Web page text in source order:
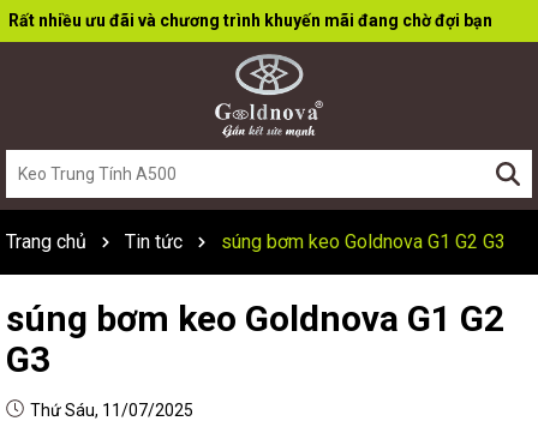
Rất nhiều ưu đãi và chương trình khuyến mãi đang chờ đợi bạn
Trang chủ Tin tức súng bơm keo Goldnova G1 G2 G3
súng bơm keo Goldnova G1 G2
G3
Thứ Sáu, 11/07/2025